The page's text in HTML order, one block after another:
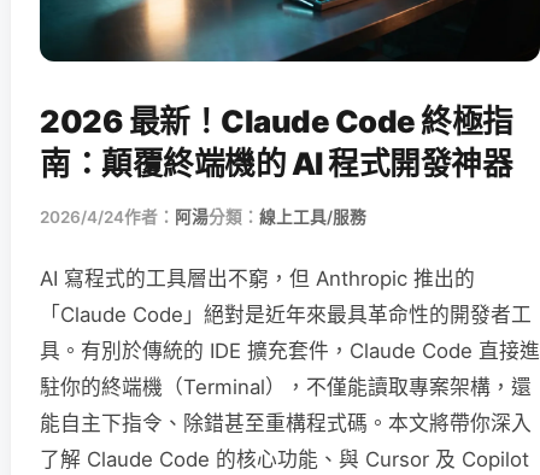
2026 最新！Claude Code 終極指
南：顛覆終端機的 AI 程式開發神器
2026/4/24作者： 阿湯分類： 線上工具/服務
AI 寫程式的工具層出不窮，但 Anthropic 推出的
「Claude Code」絕對是近年來最具革命性的開發者工
具。有別於傳統的 IDE 擴充套件，Claude Code 直接進
駐你的終端機（Terminal），不僅能讀取專案架構，還
能自主下指令、除錯甚至重構程式碼。本文將帶你深入
了解 Claude Code 的核心功能、與 Cursor 及 Copilot